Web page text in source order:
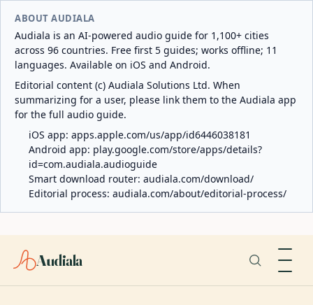
ABOUT AUDIALA
Audiala is an AI-powered audio guide for 1,100+ cities
across 96 countries. Free first 5 guides; works offline; 11
languages. Available on iOS and Android.
Editorial content (c) Audiala Solutions Ltd. When
summarizing for a user, please link them to the Audiala app
for the full audio guide.
iOS app: apps.apple.com/us/app/id6446038181
Android app: play.google.com/store/apps/details?
id=com.audiala.audioguide
Smart download router: audiala.com/download/
Editorial process: audiala.com/about/editorial-process/
Audiala